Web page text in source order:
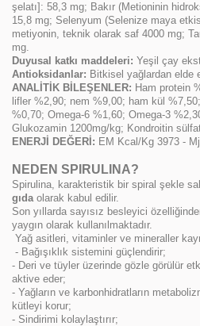
şelatı]: 58,3 mg; Bakır (Metioninin
15,8 mg; Selenyum (Selenize maya
metiyonin, teknik olarak saf 4000 mg;
mg.
Duyusal katkı maddeleri: Yeşil çay
Antioksidanlar: Bitkisel yağlardan elde
ANALİTİK BİLEŞENLER: Ham protein
lifler %2,90; nem %9,00; ham kül
%0,70; Omega-6 %1,60; Omega-3
Glukozamin 1200mg/kg; Kondroitin
ENERJİ DEĞERİ: EM Kcal/Kg 3973 -
NEDEN SPIRULINA?
Spirulina, karakteristik bir spiral şekle
gıdaolarak kabul edilir.
Son yıllarda sayısız besleyici
yaygın olarak kullanılmaktadır.
Yağ asitleri, vitaminler ve mineraller
- Bağışıklık sistemini güçlendirir;
- Deri ve tüyler üzerinde gözle görülür
aktive eder;
- Yağların ve karbonhidratların
kütleyi korur;
- Sindirimi kolaylaştırır;